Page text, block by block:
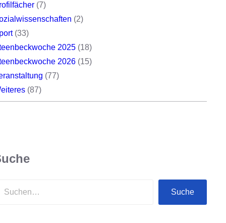
(7)
(2)
(33)
2025 (18)
2026 (15)
(77)
(87)
Suche